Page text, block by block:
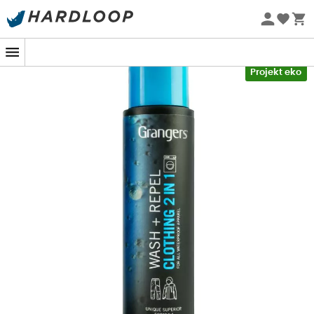
Letnie promocje 🔥 -5% DODATKOWO przy zakupie 2
Projekt eko